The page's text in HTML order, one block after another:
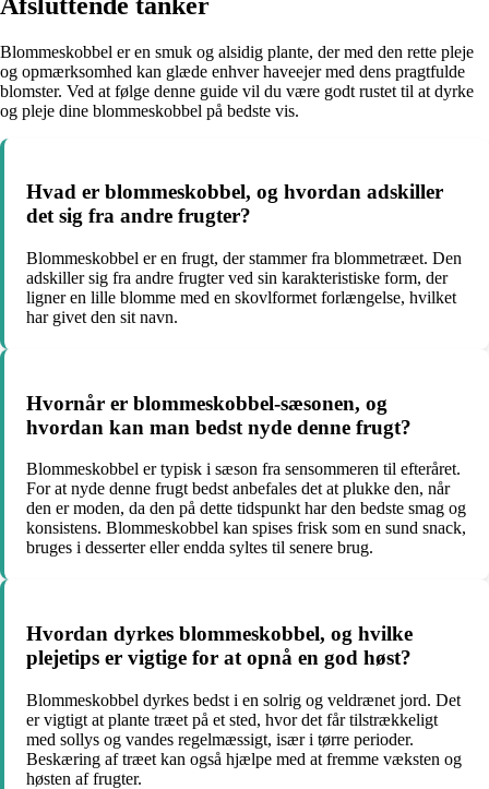
Blommeskobbel er en smuk og alsidig plante, der med den rette pleje
og opmærksomhed kan glæde enhver haveejer med dens pragtfulde
blomster. Ved at følge denne guide vil du være godt rustet til at dyrke
og pleje dine blommeskobbel på bedste vis.
Hvad er blommeskobbel, og hvordan adskiller
det sig fra andre frugter?
Blommeskobbel er en frugt, der stammer fra blommetræet. Den
adskiller sig fra andre frugter ved sin karakteristiske form, der
ligner en lille blomme med en skovlformet forlængelse, hvilket
har givet den sit navn.
Hvornår er blommeskobbel-sæsonen, og
hvordan kan man bedst nyde denne frugt?
Blommeskobbel er typisk i sæson fra sensommeren til efteråret.
For at nyde denne frugt bedst anbefales det at plukke den, når
den er moden, da den på dette tidspunkt har den bedste smag og
konsistens. Blommeskobbel kan spises frisk som en sund snack,
bruges i desserter eller endda syltes til senere brug.
Hvordan dyrkes blommeskobbel, og hvilke
plejetips er vigtige for at opnå en god høst?
Blommeskobbel dyrkes bedst i en solrig og veldrænet jord. Det
er vigtigt at plante træet på et sted, hvor det får tilstrækkeligt
med sollys og vandes regelmæssigt, især i tørre perioder.
Beskæring af træet kan også hjælpe med at fremme væksten og
høsten af frugter.